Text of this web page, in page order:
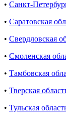
• Санкт-
• Саратовская
• Свердловская
• Смоленская
• Тамбовская
• Тверская
• Тульская